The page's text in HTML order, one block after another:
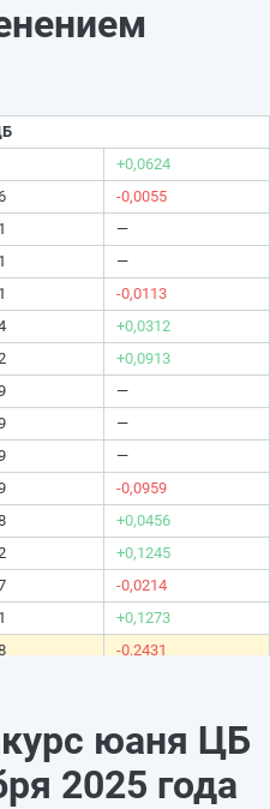
+0,0624
-0,0055
—
—
-0,0113
+0,0312
+0,0913
—
—
—
-0,0959
+0,0456
+0,1245
-0,0214
+0,1273
-0,2431
-0,0654
-0,0808
юаня ЦБ
2025 года